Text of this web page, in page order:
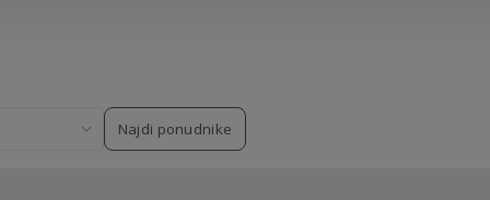
Najdi ponudnike